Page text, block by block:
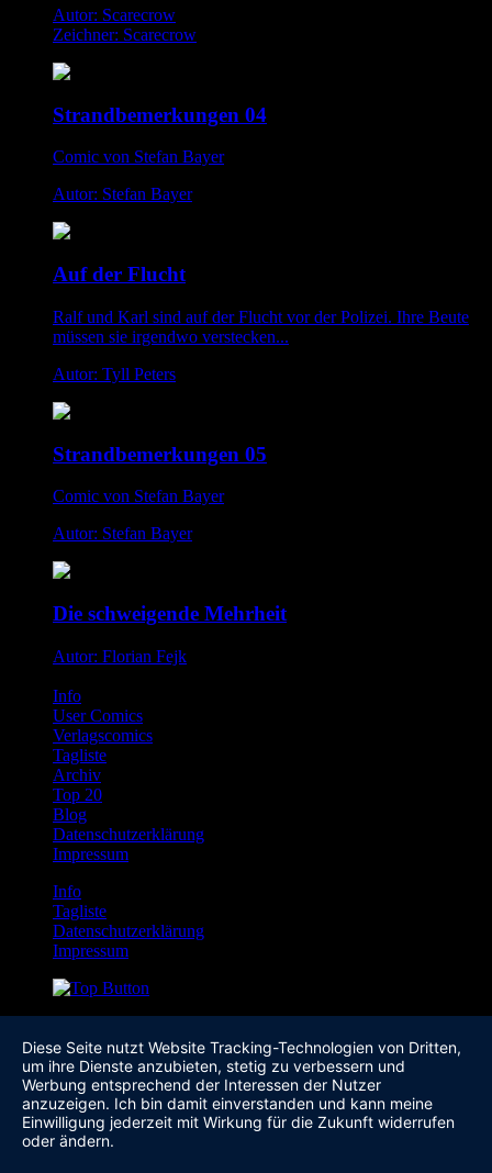
Autor: Scarecrow
Zeichner: Scarecrow
Strandbemerkungen 04
Comic von Stefan Bayer
Autor: Stefan Bayer
Auf der Flucht
Ralf und Karl sind auf der Flucht vor der Polizei. Ihre Beute
müssen sie irgendwo verstecken...
Autor: Tyll Peters
Strandbemerkungen 05
Comic von Stefan Bayer
Autor: Stefan Bayer
Die schweigende Mehrheit
Autor: Florian Fejk
Info
User Comics
Verlagscomics
Tagliste
Archiv
Top 20
Blog
Datenschutzerklärung
Impressum
Info
Tagliste
Datenschutzerklärung
Impressum
Diese Seite nutzt Website Tracking-Technologien von Dritten,
um ihre Dienste anzubieten, stetig zu verbessern und
Werbung entsprechend der Interessen der Nutzer
anzuzeigen. Ich bin damit einverstanden und kann meine
Einwilligung jederzeit mit Wirkung für die Zukunft widerrufen
oder ändern.